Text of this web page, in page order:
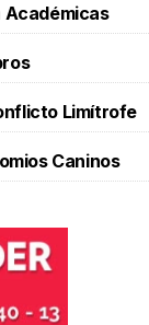
Académicas
Limítrofe
Caninos